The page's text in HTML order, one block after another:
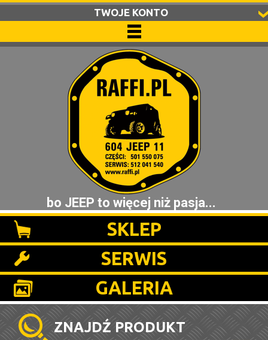
TWOJE KONTO
bo JEEP to więcej niż pasja...
SKLEP
SERWIS
GALERIA
ZNAJDŹ PRODUKT